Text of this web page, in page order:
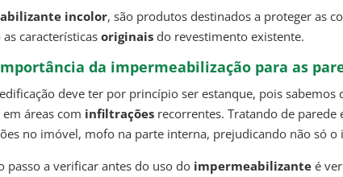
incolor, são produtos destinados a proteger as
característicasoriginais do revestimento existente.
da impermeabilização para as
deve ter por princípio ser estanque, pois
áreas com infiltrações recorrentes. Tratando de
no imóvel, mofo na parte interna, prejudicando não só
passo a verificar antes do uso do impermeabilizante é